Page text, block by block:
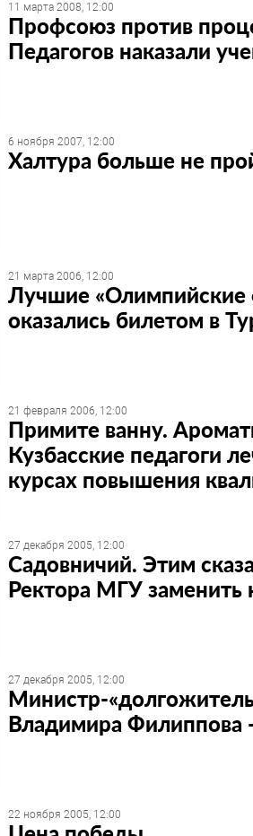
11 марта 2008, 12:00
Профсоюз против
Педагогов наказали
6 ноября 2007, 12:00
Халтура больше не
21 марта 2006, 12:00
Лучшие «Олимпийские
оказались билетом в
21 февраля 2006, 12:00
Примите ванну.
Кузбасские педагоги
курсах повышения
27 декабря 2005, 12:00
Садовничий. Этим
Ректора МГУ заменить
27 декабря 2005, 12:00
Министр-
Владимира
22 ноября 2005, 12:00